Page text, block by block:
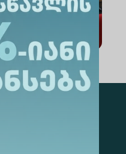
შესაბამისი